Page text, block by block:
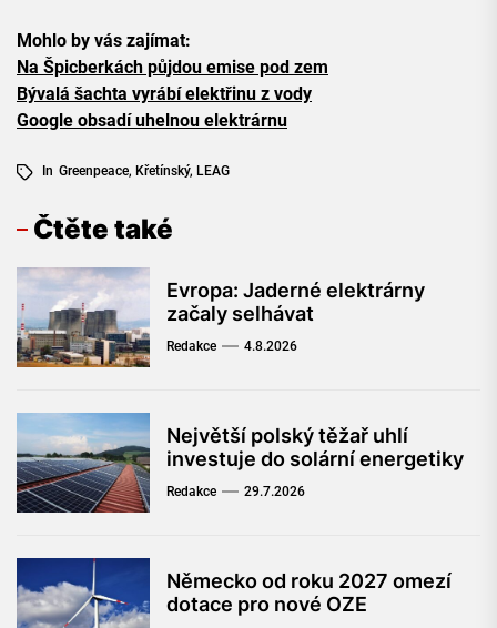
Mohlo by vás zajímat:
Na Špicberkách půjdou emise pod zem
Bývalá šachta vyrábí elektřinu z vody
Google obsadí uhelnou elektrárnu
In Greenpeace, Křetínský, LEAG
Čtěte také
Evropa: Jaderné elektrárny
začaly selhávat
Redakce 4.8.2026
Největší polský těžař uhlí
investuje do solární energetiky
Redakce 29.7.2026
Německo od roku 2027 omezí
dotace pro nové OZE